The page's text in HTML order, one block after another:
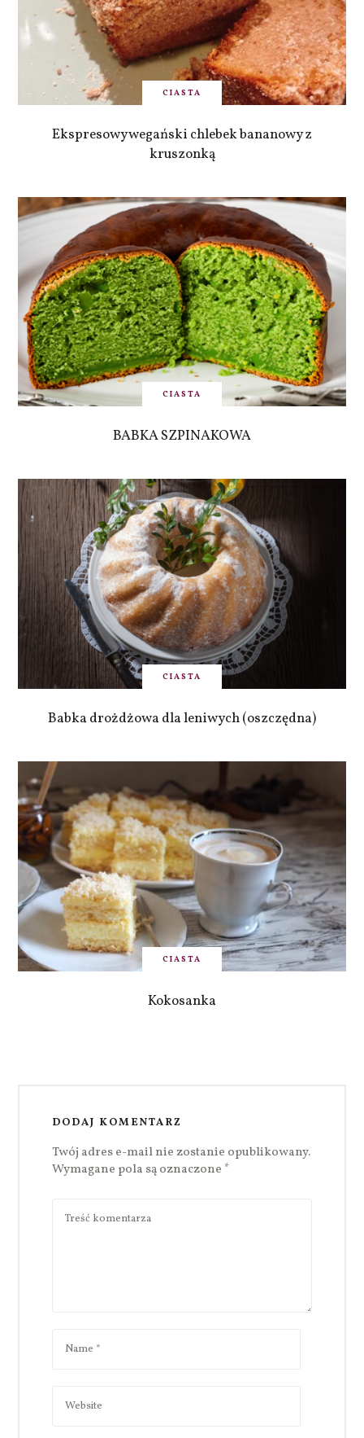
CIASTA
Ekspresowy wegański chlebek bananowy z
kruszonką
CIASTA
BABKA SZPINAKOWA
CIASTA
Babka drożdżowa dla leniwych (oszczędna)
CIASTA
Kokosanka
DODAJ KOMENTARZ
Twój adres e-mail nie zostanie opublikowany.
Wymagane pola są oznaczone *